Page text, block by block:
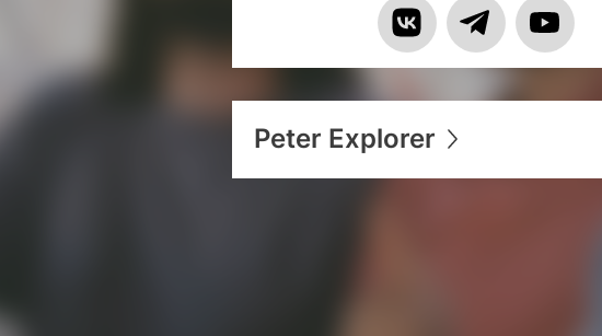
Peter Explorer